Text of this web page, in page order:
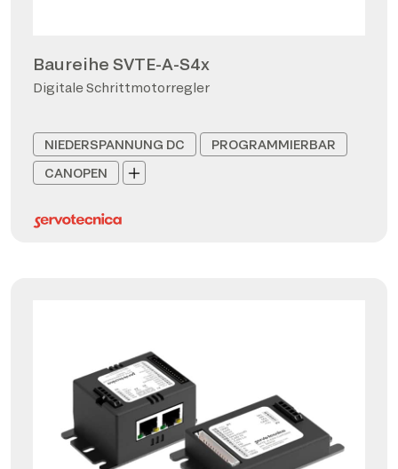
Baureihe SVTE-A-S4x
Digitale Schrittmotorregler
NIEDERSPANNUNG DC
PROGRAMMIERBAR
CANOPEN